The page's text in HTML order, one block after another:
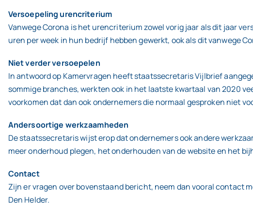
Versoepeling urencriterium
Vanwege Corona is het urencriterium zowel vorig jaar als dit jaar
uren per week in hun bedrijf hebben gewerkt, ook als dit vanwege
Niet verder versoepelen
In antwoord op Kamervragen heeft staatssecretaris Vijlbrief
sommige branches, werkten ook in het laatste kwartaal van 2020
voorkomen dat dan ook ondernemers die normaal gesproken niet
Andersoortige werkzaamheden
De staatssecretaris wijst erop dat ondernemers ook andere
meer onderhoud plegen, het onderhouden van de website en het
Contact
Zijn er vragen over bovenstaand bericht, neem dan vooral contact
Den Helder.